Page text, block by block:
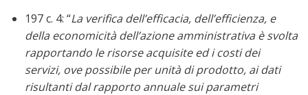
197 c. 4: “La verifica dell’efficacia, dell’efficienza, e
della economicità dell’azione amministrativa è svolta
rapportando le risorse acquisite ed i costi dei
servizi, ove possibile per unità di prodotto, ai dati
risultanti dal rapporto annuale sui parametri